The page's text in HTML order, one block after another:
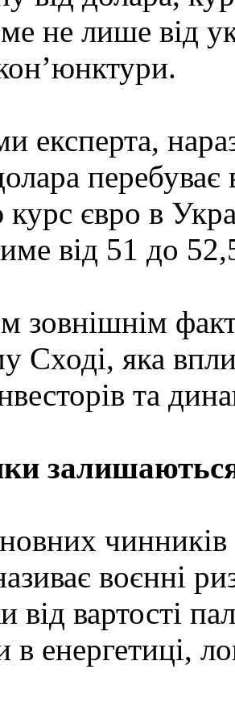
не лише від
експерта,
курс євро в
від 51 до
зовнішнім
Сході, яка
та
воєнні
від вартості
енергетиці,